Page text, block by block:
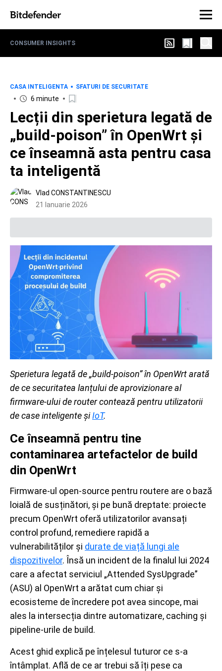
CONSUMER INSIGHTS
CASA INTELIGENTA SFATURI DE SECURITATE
6 minute
Lecții din sperietura legată de
„build-poison” în OpenWrt și
ce înseamnă asta pentru casa
ta inteligentă
Vlad CONSTANTINESCU
21 Ianuarie 2026
Sperietura legată de „build-poison” în OpenWrt arată
de ce securitatea lanțului de aprovizionare al
firmware-ului de router contează pentru utilizatorii
de case inteligente șiIoT.
Ce înseamnă pentru tine
contaminarea artefactelor de build
din OpenWrt
Firmware-ul open-source pentru routere are o bază
loială de susținători, și pe bună dreptate: proiecte
precum OpenWrt oferă utilizatorilor avansați
control profund, remediere rapidă a
vulnerabilităților și durate de viață lungi ale
dispozitivelor. Însă un incident de la finalul lui 2024
care a afectat serviciul „Attended SysUpgrade”
(ASU) al OpenWrt a arătat cum chiar și
ecosisteme de încredere pot avea sincope, mai
ales la intersecția dintre automatizare, caching și
pipeline-urile de build.
Acest ghid explică pe înțelesul tuturor ce s-a
întâmplat. Află de ce ar trebui să îți pese ca